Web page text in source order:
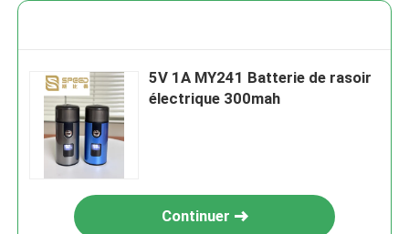
5V 1A MY241 Batterie de rasoir
électrique 300mah
Continuer